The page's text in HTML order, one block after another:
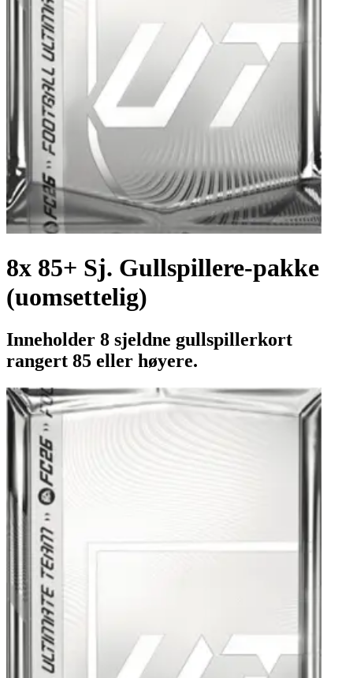
8x 85+ Sj. Gullspillere-pakke
(uomsettelig)
Inneholder 8 sjeldne gullspillerkort
rangert 85 eller høyere.